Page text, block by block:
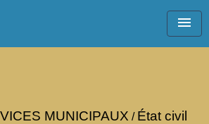
menu
MUNICIPAUX / État civil